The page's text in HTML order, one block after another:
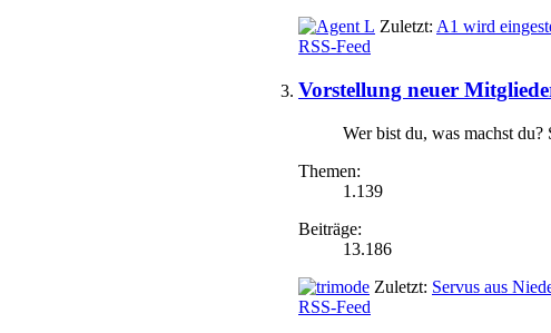
Zuletzt: A1 wird
RSS-Feed
Vorstellung neuer
Wer bist du, was machst
Themen:
1.139
Beiträge:
13.186
Zuletzt: Servus aus
RSS-Feed